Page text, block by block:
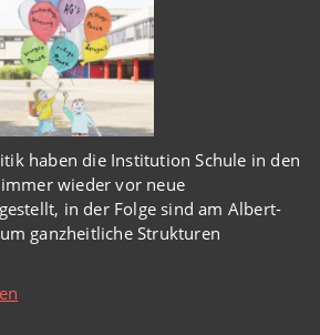
haben die Institution Schule in den
immer wiedervor neue
in der Folge sind am Albert-
ganzheitliche Strukturen